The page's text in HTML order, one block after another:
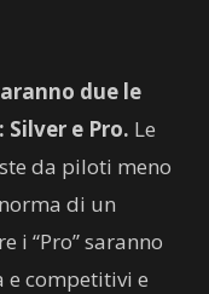
due le
e Pro. Le
da piloti meno
di un
i “Pro” saranno
e competitivi e